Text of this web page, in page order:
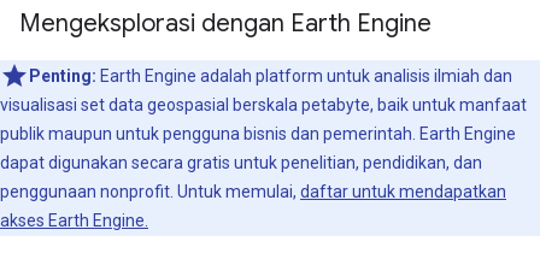
Mengeksplorasi dengan Earth Engine
Penting: Earth Engine adalah platform untuk analisis ilmiah dan
visualisasi set data geospasial berskala petabyte, baik untuk manfaat
publik maupun untuk pengguna bisnis dan pemerintah. Earth Engine
dapat digunakan secara gratis untuk penelitian, pendidikan, dan
penggunaan nonprofit. Untuk memulai, daftar untuk mendapatkan
akses Earth Engine.